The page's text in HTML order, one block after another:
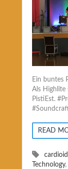
Ein buntes
Als Highlite
PistiEst.
READ
cardioid
Technology,